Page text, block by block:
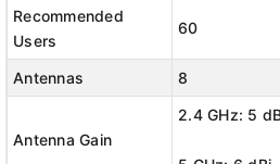
mà không bị mất kết nối khi di chuyển.
8 ăng-ten công suất cao
tăng cường tín hiệu, xuyên tường tốt
🔗Hệ thống mạng mượt mà, tối ưu
Recommended
Users
60
Antennas 8
Antenna Gain
2.4 GHz: 5